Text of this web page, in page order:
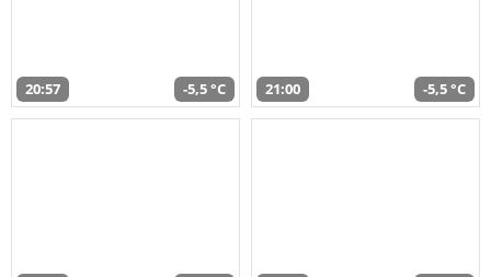
20:57 -5,5 °C 21:00 -5,5 °C